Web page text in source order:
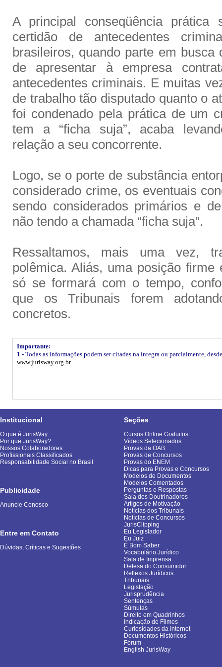
A principal conseqüência
certidão de antecedentes
brasileiros, quando parte em busca
de apresentar à empresa
antecedentes criminais. E muitas
de trabalho tão disputado quanto o
foi condenado pela prática de um
tem a “ficha suja”, acaba
relação a seu concorrente.
Logo, se o porte de substância
considerado crime, os eventuais
sendo considerados primários e
não tendo a chamada “ficha suja”.
Ressaltamos, mais uma vez,
polêmica. Aliás, uma posição firme
só se formará com o tempo,
que os Tribunais forem
concretos.
Importante:
1 - Todas as informações podem ser citadas na íntegra ou parcialmente,
www.jurisway.org.br.
Institucional
O que é JurisWay
Por que JurisWay?
Nossos Colaboradores
Profissionais Classificados
Responsabilidade Social no Brasil
Publicidade
Anuncie Conosco
Entre em Contato
Dúvidas, Críticas e Sugestões
Seções
Cursos Online Gratuitos
Vídeos Selecionados
Provas da OAB
Provas de Concursos
Provas do ENEM
Dicas para Provas e Concursos
Modelos de Documentos
Modelos Comentados
Perguntas e Respostas
Sala dos Doutrinadores
Artigos de Motivação
Notícias dos Tribunais
Notícias de Concursos
JurisClipping
Eu Legislador
Eu Juiz
É Bom Saber
Vocabulário Jurídico
Sala de Imprensa
Defesa do Consumidor
Reflexos Jurídicos
Tribunais
Legislação
Jurisprudência
Sentenças
Súmulas
Direito em Quadrinhos
Indicação de Filmes
Curiosidades da Internet
Documentos Históricos
Fórum
English JurisWay